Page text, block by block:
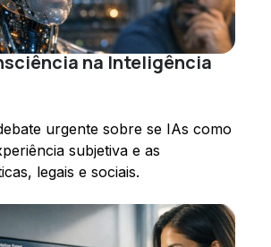
na Inteligência
urgente sobre se IAs como
subjetiva e as
legais e sociais.